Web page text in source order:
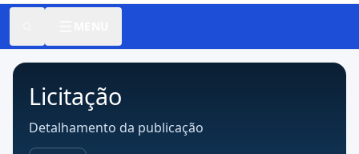
Licitação
Detalhamento da publicação